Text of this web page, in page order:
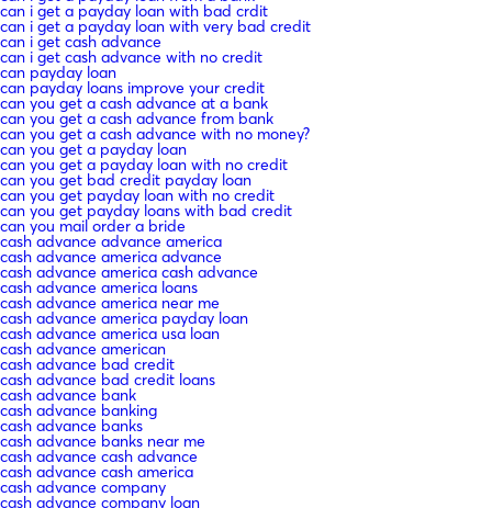
can i get a payday loan with bad crdit
can i get a payday loan with very bad credit
can i get cash advance
can i get cash advance with no credit
can payday loan
can payday loans improve your credit
can you get a cash advance at a bank
can you get a cash advance from bank
can you get a cash advance with no money?
can you get a payday loan
can you get a payday loan with no credit
can you get bad credit payday loan
can you get payday loan with no credit
can you get payday loans with bad credit
can you mail order a bride
cash advance advance america
cash advance america advance
cash advance america cash advance
cash advance america loans
cash advance america near me
cash advance america payday loan
cash advance america usa loan
cash advance american
cash advance bad credit
cash advance bad credit loans
cash advance bank
cash advance banking
cash advance banks
cash advance banks near me
cash advance cash advance
cash advance cash america
cash advance company
cash advance company loan